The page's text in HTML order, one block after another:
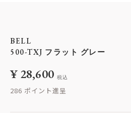
BELL
500-TXJ フラット グレー
¥28,600 税込
286